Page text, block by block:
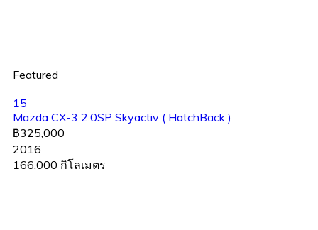
Featured
15
Mazda CX-3 2.0SP Skyactiv ( HatchBack )
฿325,000
2016
166,000 กิโลเมตร